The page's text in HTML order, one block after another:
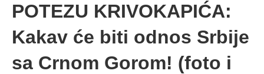
POTEZU KRIVOKAPIĆA:
Kakav će biti odnos Srbije
sa Crnom Gorom! (foto i